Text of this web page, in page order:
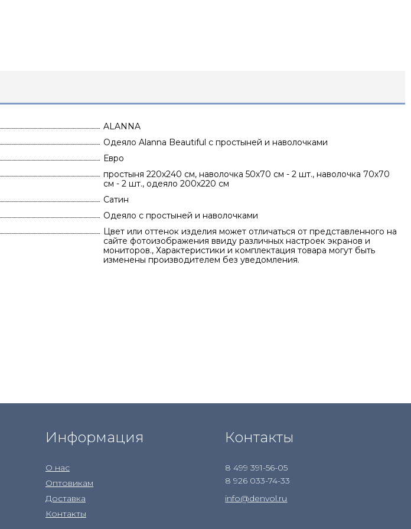
ALANNA
Одеяло Alanna Beautiful с простыней и наволочками
Евро
простыня 220х240 см, наволочка 50х70 см - 2 шт., наволочка 70х70
см - 2 шт., одеяло 200х220 см
Сатин
Одеяло с простыней и наволочками
Цвет или оттенок изделия может отличаться от представленного на
сайте фотоизображения ввиду различных настроек экранов и
мониторов., Характеристики и комплектация товара могут быть
изменены производителем без уведомления.
Информация
О нас
Оптовикам
Доставка
Контакты
Контакты
8 499 391-56-05
8 926 033-74-33
info@denvol.ru